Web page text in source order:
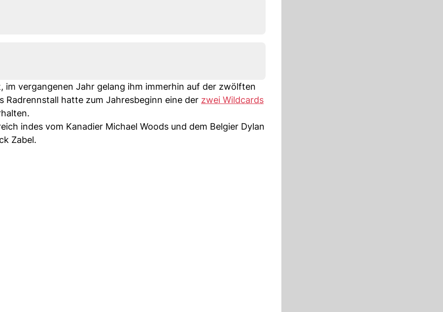
im vergangenen Jahr gelang ihm immerhin auf der zwölften
Radrennstall hatte zum Jahresbeginn eine der zwei Wildcards
indes vom Kanadier Michael Woods und dem Belgier Dylan
Zabel.